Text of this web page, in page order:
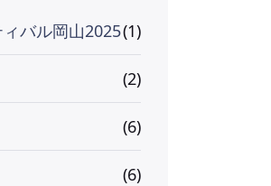
バル岡山2025(1)
(2)
(6)
(6)